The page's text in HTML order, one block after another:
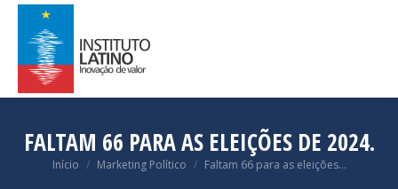
FALTAM 66 PARA AS ELEIÇÕES DE 2024.
Você está aqui:
Início Marketing Político Faltam 66 para as eleições…